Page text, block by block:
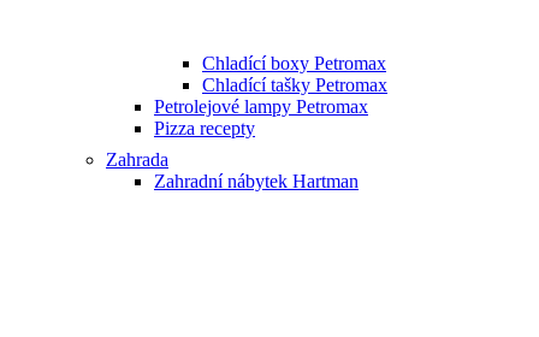
Chladící boxy Petromax
Chladící tašky Petromax
Petrolejové lampy Petromax
Pizza recepty
Zahrada
Zahradní nábytek Hartman